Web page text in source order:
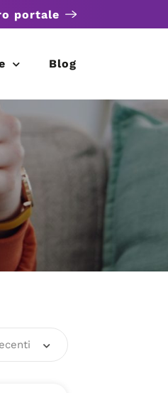
portale
Blog